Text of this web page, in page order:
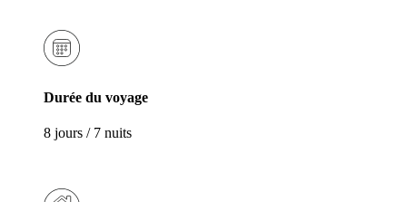
Durée du voyage
8 jours / 7 nuits